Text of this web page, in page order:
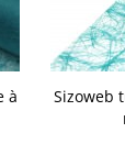
à
Sizoweb